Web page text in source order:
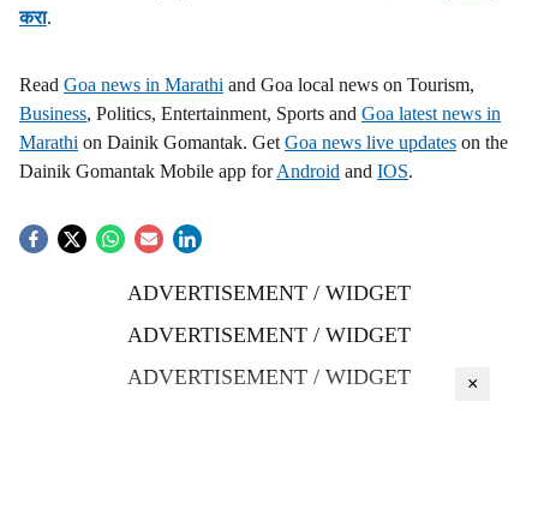
करा.
Read Goa news in Marathi and Goa local news on Tourism,
Business, Politics, Entertainment, Sports and Goa latest news in
Marathi on Dainik Gomantak. Get Goa news live updates on the
Dainik Gomantak Mobile app forAndroid and IOS.
ADVERTISEMENT / WIDGET
ADVERTISEMENT / WIDGET
ADVERTISEMENT / WIDGET
×